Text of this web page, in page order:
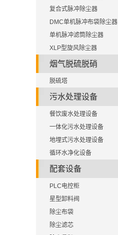
复合式脉冲除尘器
DMC单机脉冲布袋除尘器
单机脉冲滤筒除尘器
XLP型旋风除尘器
烟气脱硫脱硝
脱硫塔
污水处理设备
餐饮废水处理设备
一体化污水处理设备
地埋式污水处理设备
循环水净化设备
配套设备
PLC电控柜
星型卸料阀
除尘布袋
除尘滤芯